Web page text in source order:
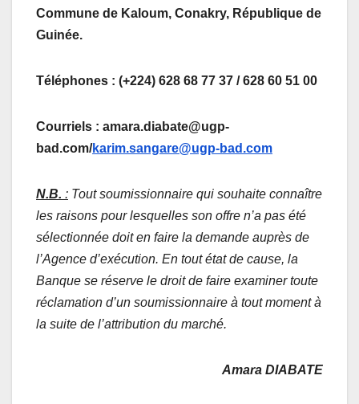
Commune de Kaloum, Conakry, République de
Guinée.
Téléphones : (+224) 628 68 77 37 / 628 60 51 00
Courriels : amara.diabate@ugp-
bad.com/karim.sangare@ugp-bad.com
N.B. : Tout soumissionnaire qui souhaite connaître
les raisons pour lesquelles son offre n’a pas été
sélectionnée doit en faire la demande auprès de
l’Agence d’exécution. En tout état de cause, la
Banque se réserve le droit de faire examiner toute
réclamation d’un soumissionnaire à tout moment à
la suite de l’attribution du marché.
Amara DIABATE